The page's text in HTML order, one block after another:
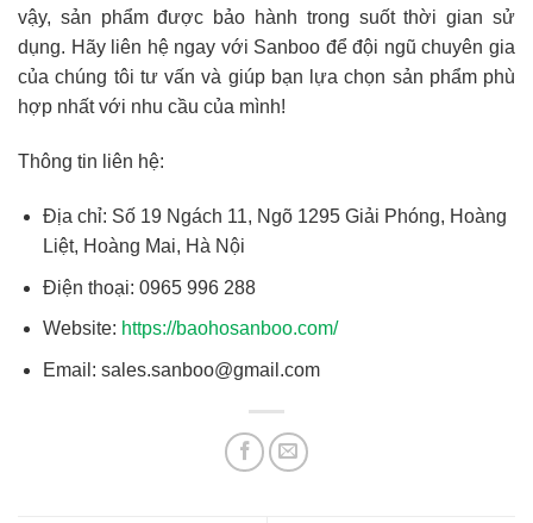
vậy, sản phẩm được bảo hành trong suốt thời gian sử
dụng. Hãy liên hệ ngay với Sanboo để đội ngũ chuyên gia
của chúng tôi tư vấn và giúp bạn lựa chọn sản phẩm phù
hợp nhất với nhu cầu của mình!
Thông tin liên hệ:
Địa chỉ: Số 19 Ngách 11, Ngõ 1295 Giải Phóng, Hoàng
Liệt, Hoàng Mai, Hà Nội
Điện thoại: 0965 996 288
Website: https://baohosanboo.com/
Email: sales.sanboo@gmail.com